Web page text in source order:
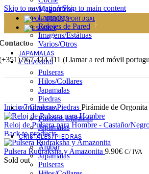
Skip to navigationSkip to main content
.
967 424 411 (Llamar a red móvil
Magnéticos
Lamparas
Relojes de Pared
Imagens/Estátuas
Varios/Otros
JAPAMALAS
7 CHAKRAS
Pulseras
Hilos/Collares
Japamalas
Piedras
RUDRAKSHA
Pulseras Elásticas
Japamalas
CRISTALES/PIEDRAS
Ámbar
Japamalas
Pulseras
Inicio7 ChakrasPiedras Pirámide de
Reloj de Pulsera para Hombre - Castaño/
Back to products
Pulsera Rudraksha y Amazonita 9.90€ C/ IVA
Sold out